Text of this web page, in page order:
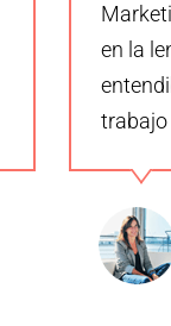
en la
trabajo